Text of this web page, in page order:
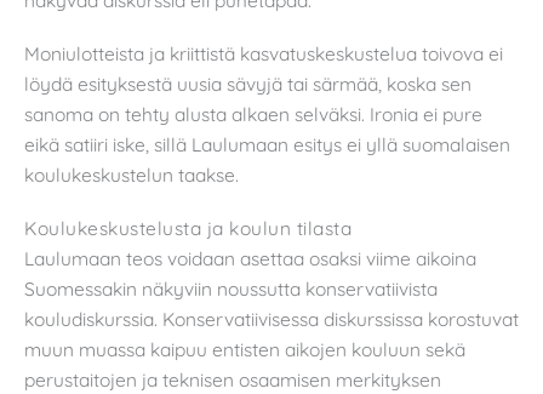
Moniulotteista ja kriittistä kasvatuskeskustelua toivova ei
löydä esityksestä uusia sävyjä tai särmää, koska sen
sanoma on tehty alusta alkaen selväksi. Ironia ei pure
eikä satiiri iske, sillä Laulumaan esitys ei yllä suomalaisen
koulukeskustelun taakse.
Koulukeskustelusta ja koulun tilasta
Laulumaan teos voidaan asettaa osaksi viime aikoina
Suomessakin näkyviin noussutta konservatiivista
kouludiskurssia. Konservatiivisessa diskurssissa korostuvat
muun muassa kaipuu entisten aikojen kouluun sekä
perustaitojen ja teknisen osaamisen merkityksen